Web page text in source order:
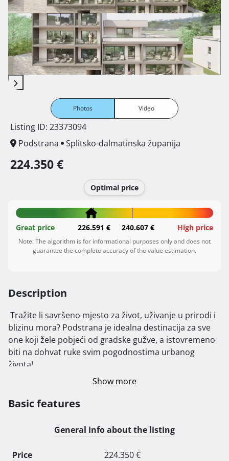
Photos Video
Listing ID: 23373094
Podstrana
Splitsko-dalmatinska županija
224.350 €
Optimal price
Great price 226.591 € 240.607 € High price
Note: The algorithm is for informational purposes only and does not
guarantee the complete accuracy of the value estimation.
Description
blizinu mora? Podstrana je idealna destinacija za sve
one koji žele pobjeći od gradske gužve, a istovremeno
biti na dohvat ruke svim pogodnostima urbanog
života!
metara od obale, nude modernu arhitekturu i
kupce. Lokacija je savršeno smještena u zelenilu, s lako
dostupnim sadržajima poput crkve, škole, jaslica i
prekrasnih plaža. Ovdje možete uživati u mirnom
Show more
Basic features
General info about the listing
Price 224.350 €